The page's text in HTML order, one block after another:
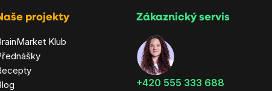
projekty
Klub
Zákaznický servis
‭+420 555 333 688